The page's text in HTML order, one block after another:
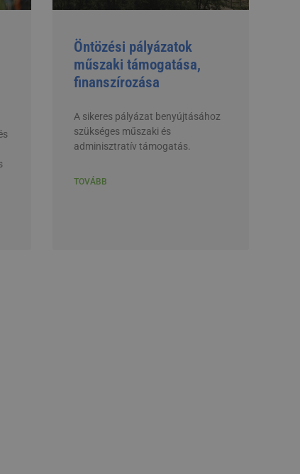
Öntözési pályázatok
műszaki támogatása,
finanszírozása
A sikeres pályázat benyújtásához
szükséges műszaki és
adminisztratív támogatás.
TOVÁBB